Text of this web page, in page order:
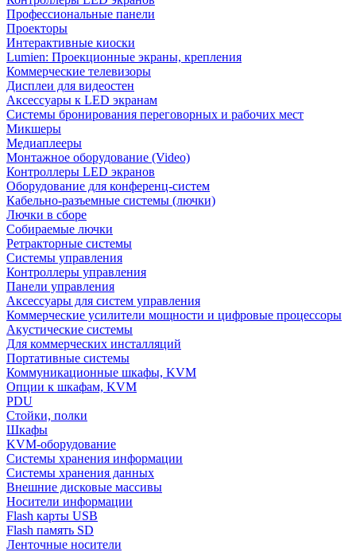
Профессиональные панели
Проекторы
Интерактивные киоски
Lumien: Проекционные экраны, крепления
Коммерческие телевизоры
Дисплеи для видеостен
Аксессуары к LED экранам
Системы бронирования переговорных и рабочих мест
Микшеры
Медиаплееры
Монтажное оборудование (Video)
Контроллеры LED экранов
Оборудование для конференц-систем
Кабельно-разъемные системы (лючки)
Лючки в сборе
Собираемые лючки
Ретракторные системы
Системы управления
Контроллеры управления
Панели управления
Аксессуары для систем управления
Коммерческие усилители мощности и цифровые процессоры
Акустические системы
Для коммерческих инсталляций
Портативные системы
Коммуникационные шкафы, KVM
Опции к шкафам, KVM
PDU
Стойки, полки
Шкафы
KVM-оборудование
Системы хранения информации
Системы хранения данных
Внешние дисковые массивы
Носители информации
Flash карты USB
Flash память SD
Ленточные носители